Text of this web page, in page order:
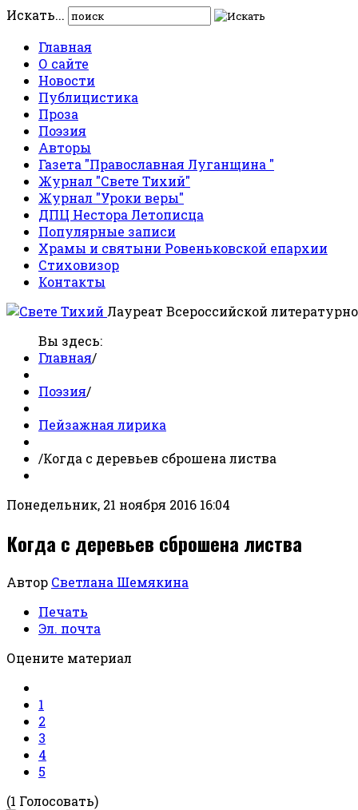
Искать...
Главная
О сайте
Новости
Публицистика
Проза
Поэзия
Авторы
Газета "Православная Луганщина "
Журнал "Свете Тихий"
Журнал "Уроки веры"
ДПЦ Нестора Летописца
Популярные записи
Храмы и святыни Ровеньковской епархии
Стиховизор
Контакты
Лауреат Всероссийской
Вы здесь:
Главная/
Поэзия/
Пейзажная лирика
/Когда с деревьев сброшена листва
Понедельник, 21 ноября 2016 16:04
Когда с деревьев сброшена листва
Автор Светлана Шемякина
Печать
Эл. почта
Оцените материал
1
2
3
4
5
(1 Голосовать)